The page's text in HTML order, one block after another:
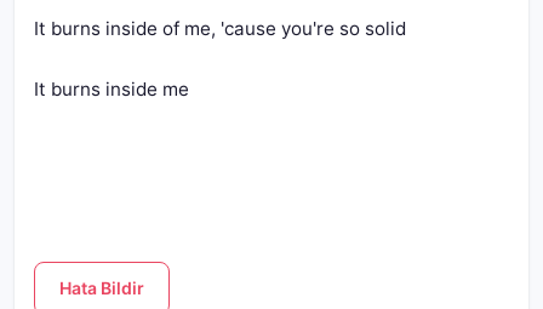
It burns inside of me, 'cause you're so solid
It burns inside me
Hata Bildir